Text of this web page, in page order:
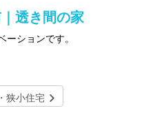
透き間の家
ションです。
狭小住宅